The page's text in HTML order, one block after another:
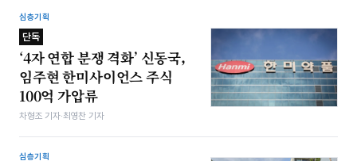
심층기획
단독
‘4자 연합 분쟁 격화’ 신동국,
임주현 한미사이언스 주식
100억 가압류
차형조 기자·최영찬 기자
심층기획